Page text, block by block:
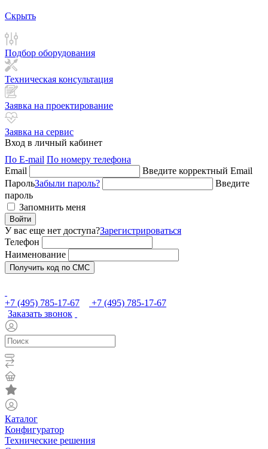
Скрыть
Подбор оборудования
Техническая консультация
Заявка на проектирование
Заявка на сервис
Вход в личный кабинет
По E-mail По номеру телефона
Email
Введите корректный Email
ПарольЗабыли пароль?
Введите
пароль
Запомнить меня
Войти
У вас еще нет доступа?Зарегистрироваться
Телефон
Наименование
Получить код по СМС
+7 (495) 785-17-67
+7 (495) 785-17-67
Заказать звонок
Каталог
Конфигуратор
Технические решения